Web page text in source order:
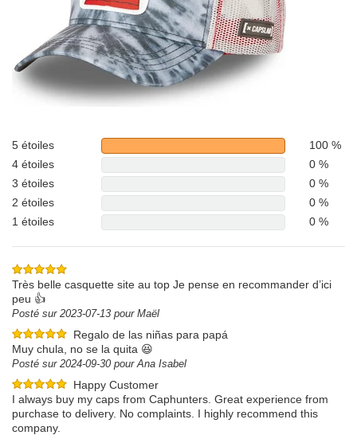
5 étoiles
100 %
4 étoiles
0 %
3 étoiles
0 %
2 étoiles
0 %
1 étoiles
0 %
Très belle casquette site au top Je pense en recommander d’ici
peu 👍
Posté sur 2023-07-13 pour Maël
Regalo de las niñas para papá
Muy chula, no se la quita 😆
Posté sur 2024-09-30 pour Ana Isabel
Happy Customer
I always buy my caps from Caphunters. Great experience from
purchase to delivery. No complaints. I highly recommend this
company.